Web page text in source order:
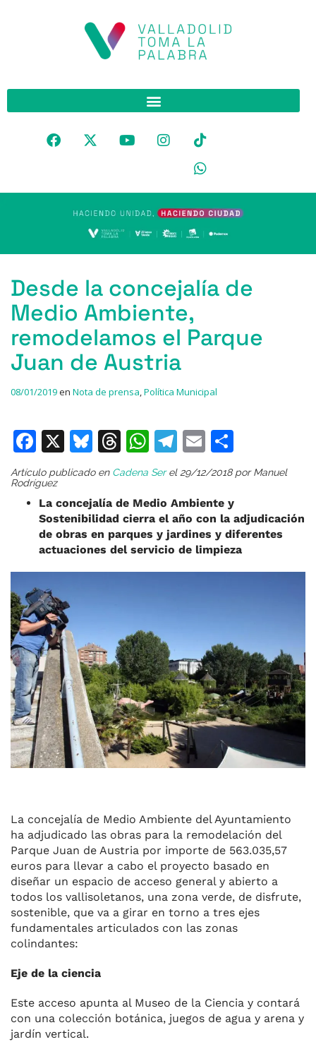
Desde la concejalía de
Medio Ambiente,
remodelamos el Parque
Juan de Austria
08/01/2019en Nota de prensa,Política Municipal
F
a
c
e
b
o
o
k
X
Bl
u
s
k
y
T
h
a
d
s
W
h
s
A
p
p
T
el
e
gr
a
m
E
m
l
o
m
p
ar
ti
r
Artículo publicado en Cadena Serel 29/12/2018 por Manuel
Rodríguez
La concejalía de Medio Ambiente y
Sostenibilidad cierra el año con la adjudicación
de obras en parques y jardines y diferentes
actuaciones del servicio de limpieza
La concejalía de Medio Ambiente del Ayuntamiento
ha adjudicado las obras para la remodelación del
Parque Juan de Austria por importe de 563.035,57
euros para llevar a cabo el proyecto basado en
diseñar un espacio de acceso general y abierto a
todos los vallisoletanos, una zona verde, de disfrute,
sostenible, que va a girar en torno a tres ejes
fundamentales articulados con las zonas
colindantes:
Eje de la ciencia
Este acceso apunta al Museo de la Ciencia y contará
con una colección botánica, juegos de agua y arena y
jardín vertical.